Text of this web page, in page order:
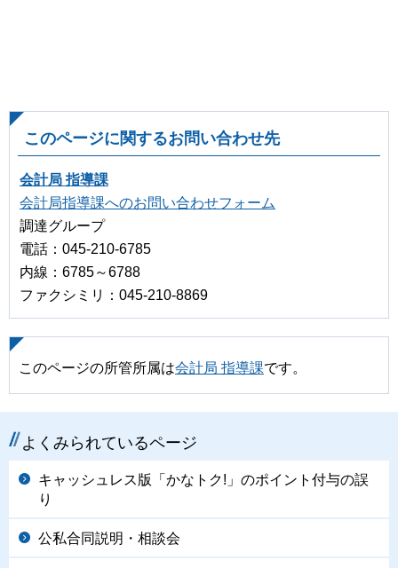
このページに関するお問い合わせ先
会計局 指導課
会計局指導課へのお問い合わせフォーム
調達グループ
電話：045-210-6785
内線：6785～6788
ファクシミリ：045-210-8869
このページの所管所属は会計局 指導課です。
よくみられているページ
キャッシュレス版「かなトク!」のポイント付与の誤
り
公私合同説明・相談会